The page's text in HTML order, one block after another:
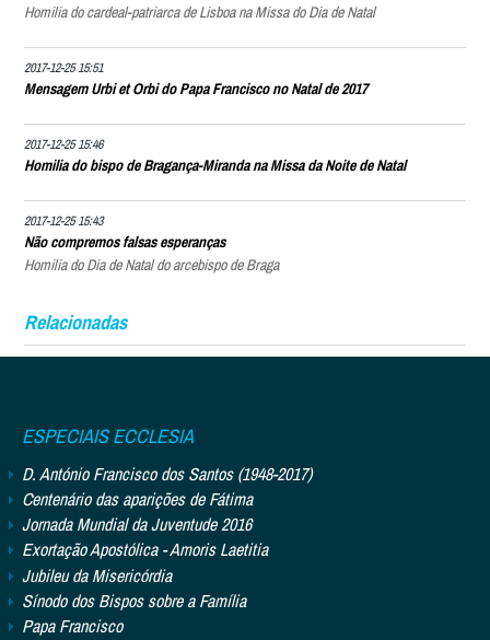
Homilia do cardeal-patriarca de Lisboa na Missa do Dia de Natal
2017-12-25 15:51
Mensagem Urbi et Orbi do Papa Francisco no Natal de 2017
2017-12-25 15:46
Homilia do bispo de Bragança-Miranda na Missa da Noite de Natal
2017-12-25 15:43
Não compremos falsas esperanças
Homilia do Dia de Natal do arcebispo de Braga
Relacionadas
ESPECIAIS ECCLESIA
D. António Francisco dos Santos (1948-2017)
Centenário das aparições de Fátima
Jornada Mundial da Juventude 2016
Exortação Apostólica - Amoris Laetitia
Jubileu da Misericórdia
Sínodo dos Bispos sobre a Família
Papa Francisco